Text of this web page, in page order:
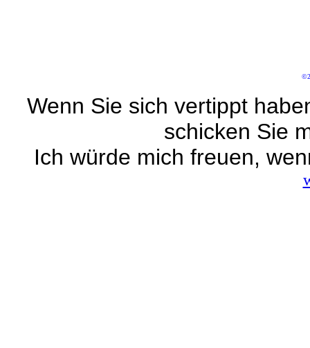
Wenn Sie sich vertippt
schicken Sie
Ich würde mich freuen,